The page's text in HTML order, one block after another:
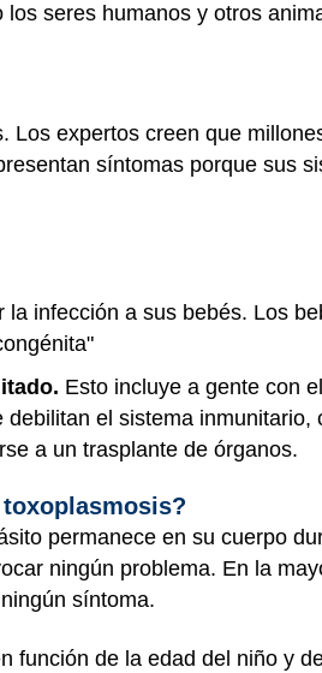
los seres humanos y otros
expertos creen que
síntomas porque sus
la infección a sus bebés. Los
Esto incluye a gente con el
el sistema inmunitario,
a un trasplante de órganos.
permanece en su cuerpo
ningún problema. En la
síntoma.
función de la edad del niño y